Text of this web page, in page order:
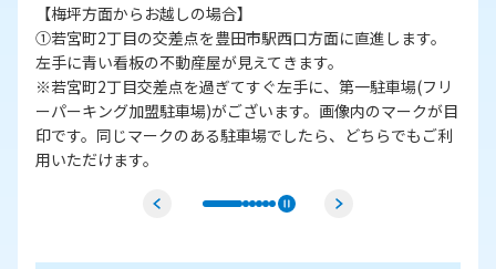
②青い看板の不動産屋が入っているビルの3階がアイシティ豊
田店です。
階段は外階段で裏に回る必要がございますので、ビル入口か
ら入りエレベーターでお越しください。